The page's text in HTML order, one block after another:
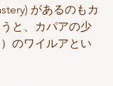
があるのもカ
と、カパアの少
のワイルアとい